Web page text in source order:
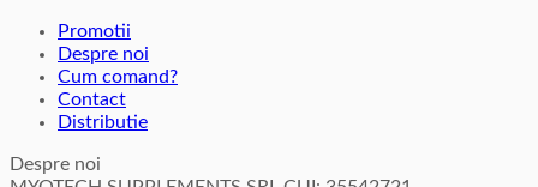
Promotii
Despre noi
Cum comand?
Contact
Distributie
Despre noi